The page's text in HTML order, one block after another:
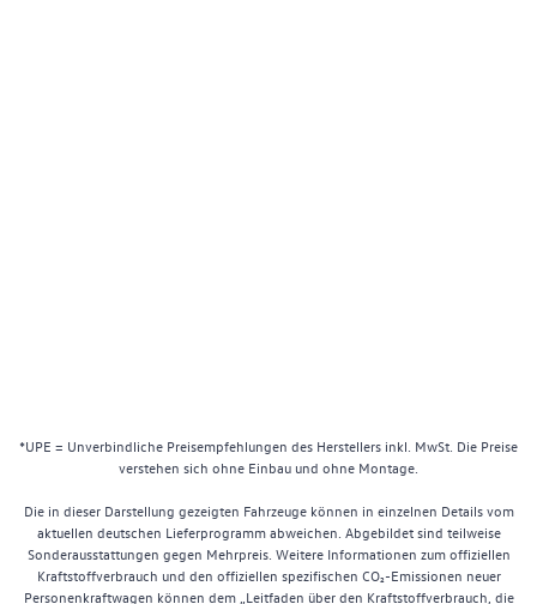
*UPE = Unverbindliche Preisempfehlungen des Herstellers inkl. MwSt. Die Preise
verstehen sich ohne Einbau und ohne Montage.
Die in dieser Darstellung gezeigten Fahrzeuge können in einzelnen Details vom
aktuellen deutschen Lieferprogramm abweichen. Abgebildet sind teilweise
Sonderausstattungen gegen Mehrpreis. Weitere Informationen zum offiziellen
Kraftstoffverbrauch und den offiziellen spezifischen CO₂-Emissionen neuer
Personenkraftwagen können dem „Leitfaden über den Kraftstoffverbrauch, die